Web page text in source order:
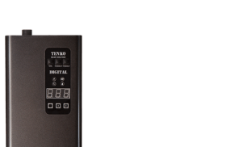
Конвекторы
Тепловентиляторы
Готовые решения
Аккумуляторные батареи